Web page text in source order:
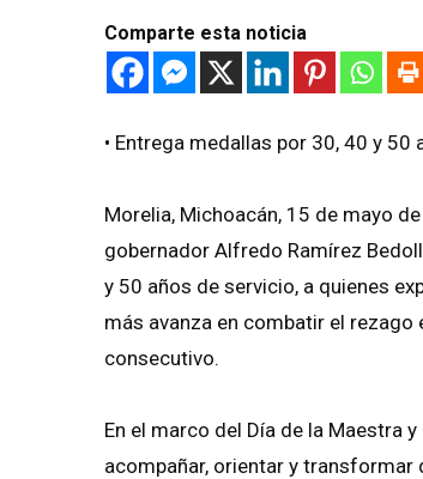
Comparte esta noticia
•⁠ ⁠Entrega medallas por 30, 40 y 50
Morelia, Michoacán, 15 de mayo
gobernador Alfredo Ramírez
y 50 años de servicio, a quienes
más avanza en combatir el
consecutivo.
En el marco del Día de la Maestra
acompañar, orientar y transformar